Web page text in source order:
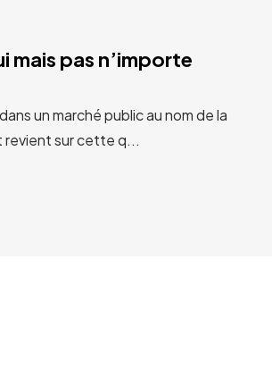
mais pas n’importe
un marché public au nom de la
revient sur cette q...